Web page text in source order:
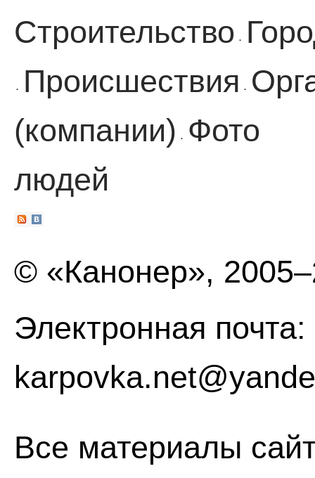
Строительство ·
· Происшествия ·
(компании)
·
Фото
людей
© «Канонер»,
Электронная почта:
Все материалы